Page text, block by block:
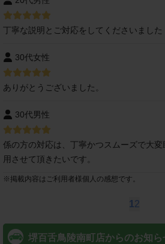
丁寧な説明とご対応をしてくださいました
30代女性
ありがとうございました。
30代男性
係の方の対応は、丁寧かつスムーズで大
用させて頂きたいです。
※ 掲載内容はご利用者様個人の感想です。
1 2
堺百舌鳥陵南町店からのお知ら